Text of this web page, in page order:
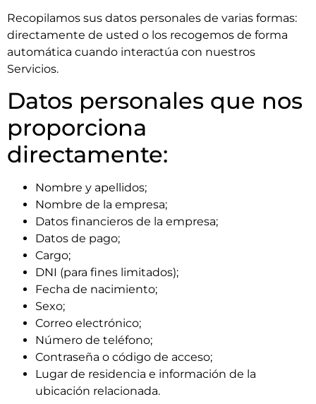
Recopilamos sus datos personales de varias formas:
directamente de usted o los recogemos de forma
automática cuando interactúa con nuestros
Servicios.
Datos personales que nos
proporciona
directamente:
Nombre y apellidos;
Nombre de la empresa;
Datos financieros de la empresa;
Datos de pago;
Cargo;
DNI (para fines limitados);
Fecha de nacimiento;
Sexo;
Correo electrónico;
Número de teléfono;
Contraseña o código de acceso;
Lugar de residencia e información de la
ubicación relacionada.